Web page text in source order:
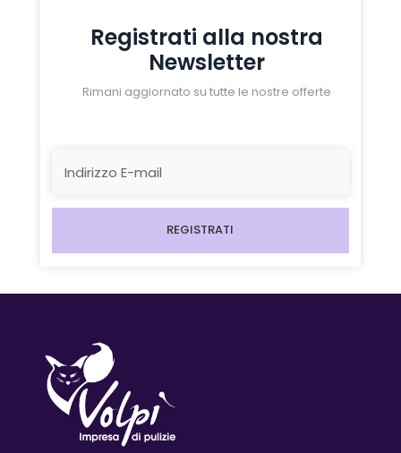
Registrati alla nostra
Newsletter
Rimani aggiornato su tutte le nostre offerte
REGISTRATI